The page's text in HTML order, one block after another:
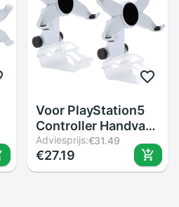
Voor PlayStation5
Controller Handvat
Beugel Verstelbare
Met Roterende
Telefoon Houder
Adviesprijs:€31.49
€27.19